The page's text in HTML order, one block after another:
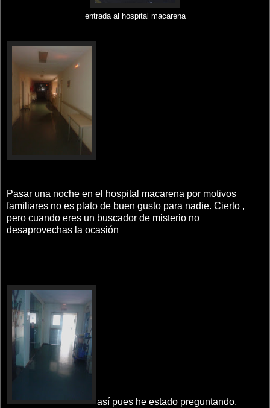
entrada al hospital macarena
Pasar una noche en el hospital macarena por motivos
familiares no es plato de buen gusto para nadie. Cierto ,
pero cuando eres un buscador de misterio no
desaprovechas la ocasión
así pues he estado preguntando,